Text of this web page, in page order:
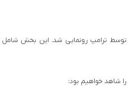
شاهد خواهیم بود: